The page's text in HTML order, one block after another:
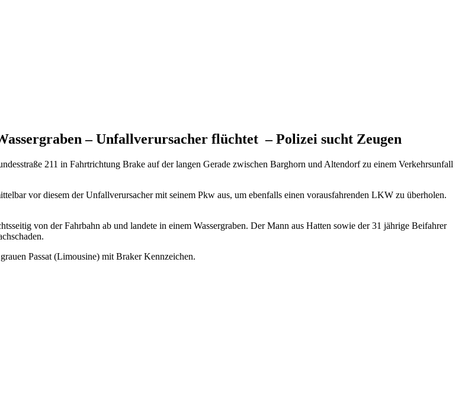
– Unfallverursacher flüchtet – Polizei sucht Zeugen
211 in Fahrtrichtung Brake auf der langen Gerade zwischen Barghorn und Altendorf zu einem Verkehrsunfall
vor diesem der Unfallverursacher mit seinem Pkw aus, um ebenfalls einen vorausfahrenden LKW zu überholen.
von der Fahrbahn ab und landete in einem Wassergraben. Der Mann aus Hatten sowie der 31 jährige Beifahrer
Passat (Limousine) mit Braker Kennzeichen.